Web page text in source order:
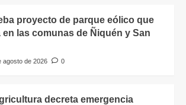
proyecto de parque eólico que
en las comunas de Ñiquén y San
agosto de 2026
0
decreta emergencia